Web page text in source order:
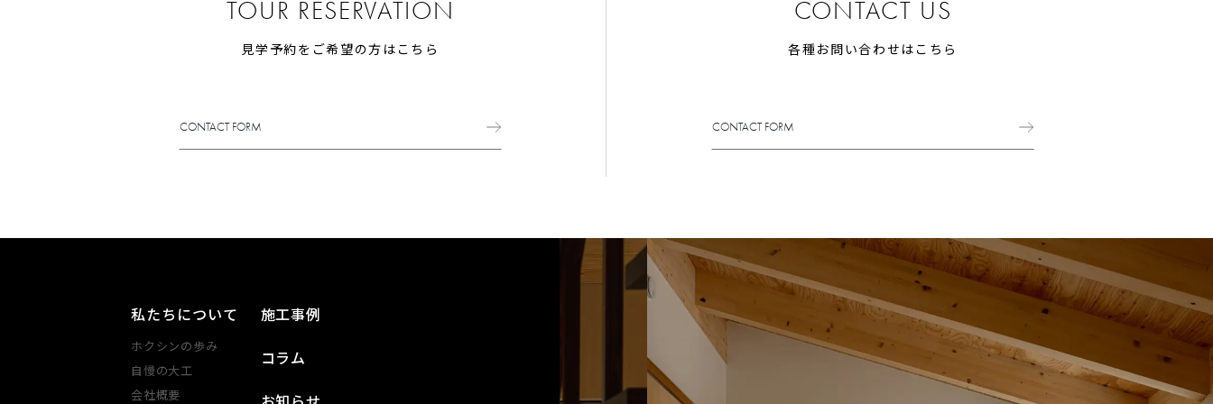
TOUR RESERVATION
見学予約をご希望の方はこちら
CONTACT FORM
CONTACT US
各種お問い合わせはこちら
CONTACT FORM
私たちについて
ホクシンの歩み
自慢の大工
会社概要
施工事例
コラム